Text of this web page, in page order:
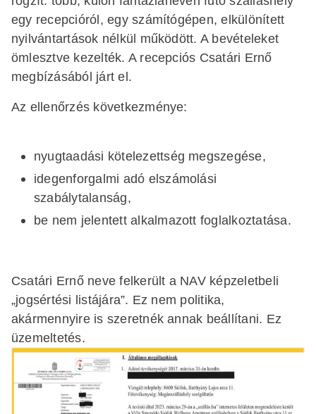
egy recepcióról, egy számítógépen, elkülönített
nyilvántartások nélkül működött. A bevételeket
ömlesztve kezelték. A recepciós Csatári Ernő
megbízásából járt el.
Az ellenőrzés következménye:
nyugtaadási kötelezettség megszegése,
idegenforgalmi adó elszámolási
szabálytalanság,
be nem jelentett alkalmazott foglalkoztatása.
Csatári Ernő neve felkerült a NAV képzeletbeli
„jogsértési listájára”. Ez nem politika,
akármennyire is szeretnék annak beállítani. Ez
üzemeltetés.